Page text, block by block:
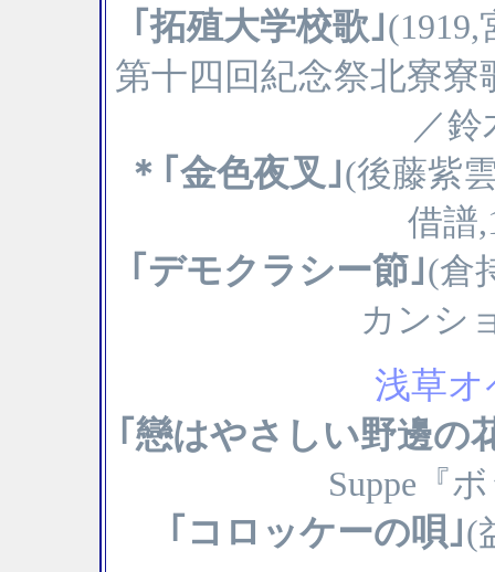
｢拓殖大学校歌｣
第十四回紀念祭北寮寮
／
＊｢金色夜叉｣(後藤紫
借譜
｢デモクラシー節｣(倉
カンシ
浅草オ
｢戀はやさしい野邊の
Suppe『
｢コロッケーの唄｣(